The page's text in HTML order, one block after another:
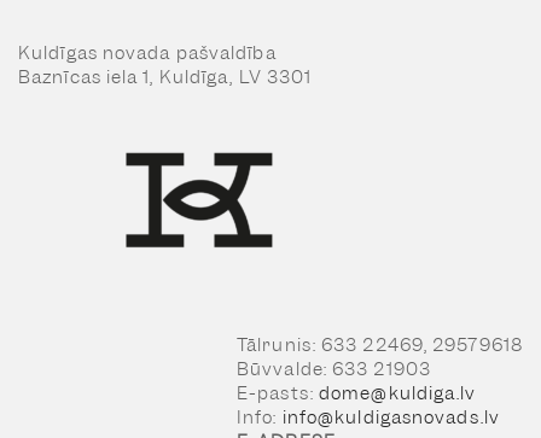
Kuldīgas novada pašvaldība
Baznīcas iela 1, Kuldīga, LV 3301
Tālrunis: 633 22469, 29579618
Būvvalde: 633 21903
E-pasts: dome@kuldiga.lv
Info: info@kuldigasnovads.lv